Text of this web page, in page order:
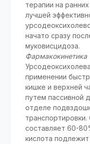
терапии на
лучшей
начато сразу
муковисцидоза.
Фармакокинетика
применении
кишке и верхней
путем пассивной
отделе
составляет 60-
кислота